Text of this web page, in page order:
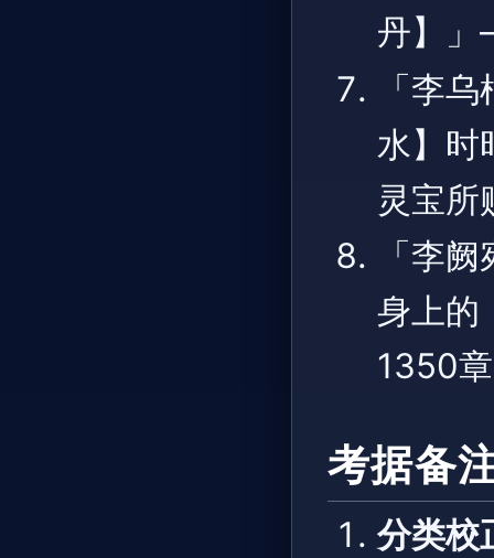
丹】
「李
水】时
灵宝
「李
身上
1350
考据备
分类校